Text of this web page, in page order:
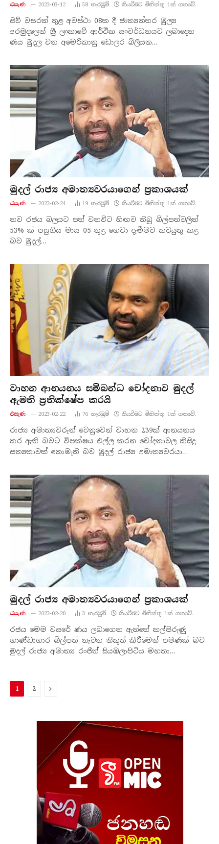
එසැණ 2023-03-12 58 නැරඹු​ම් කියවීමට මිනිත්තු 1ක් ගතවේ.
සිව් වසරක් තුළ අවස්ථා 08ක දී ජාත්‍යන්තර මූල්‍ය
අරමුදලෙන් ශ්‍රී ලංකාවේ ආර්ථික සංවර්ධනයට ලබාදෙන
ණය මුදල වන අමෙරිකානු ඩොලර් බිලියන…
මුදල් රාජ්‍ය අමාත්‍යවරයාගෙන් ප්‍රකාශයක්
එසැණ 2023-02-24 19 නැරඹු​ම් කියවීමට මිනිත්තු 1ක් ගතවේ.
නව රජය බලයට පත් වනවිට හිඟව තිබූ බිල්පත්වලින්
53% ක් පසුගිය මාස 05 තුළ ගෙවා දැමීමට කටයුතු කළ
බව මුදල්…
වාහන ආනයනය සම්බන්ධ චෝදනාව මුදල්
ඇමති ප්‍රතික්ෂේප කරයි
එසැණ 2023-02-22 76 නැරඹු​ම් කියවීමට මිනිත්තු 1ක් ගතවේ.
රාජ්‍ය අමාත්‍යවරුන් වෙනුවෙන් වාහන 239ක් ආනයනය
කර ඇති බවට විපක්ෂය එල්ල කරන චෝදනාවල කිසිදු
සත්‍යතාවක් නොමැති බව මුදල් රාජ්‍ය අමාත්‍යවරයා…
මුදල් රාජ්‍ය අමාත්‍යවරයාගෙන් ප්‍රකාශයක්
එසැණ 2023-02-20 3 නැරඹු​ම් කියවීමට මිනිත්තු 1ක් ගතවේ.
රජය මෙම වසරේ ණය ලබාගෙන ඇත්තේ කල්පිරුණු
භාණ්ඩාගාර බිල්පත් නැවත නිකුත් කිරීමෙන් පමණක් බව
මුදල් රාජ්‍ය අමාත්‍ය රංජිත් සියඹලාපිටිය මහතා…
1 2
ඊළ​